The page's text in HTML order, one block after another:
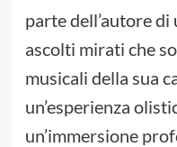
parte dell’autore
ascolti mirati che
musicali della sua
un’esperienza
un’immersione